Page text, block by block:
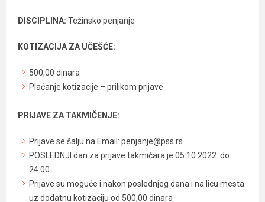
DISCIPLINA: Težinsko penjanje
KOTIZACIJA ZA UČEŠĆE:
500,00 dinara
Plaćanje kotizacije – prilikom prijave
PRIJAVE ZA TAKMIČENJE:
Prijave se šalju na Email: penjanje@pss.rs
POSLEDNJI dan za prijave takmičara je 05.10.2022. do
24:00
Prijave su moguće i nakon poslednjeg dana i na licu mesta
uz dodatnu kotizaciju od 500,00 dinara